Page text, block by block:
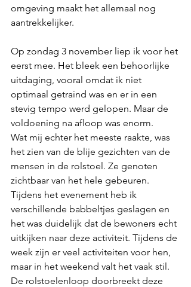
omgeving maakt het allemaal nog
aantrekkelijker.
Op zondag 3 november liep ik voor het
eerst mee. Het bleek een behoorlijke
uitdaging, vooral omdat ik niet
optimaal getraind was en er in een
stevig tempo werd gelopen. Maar de
voldoening na afloop was enorm.
Wat mij echter het meeste raakte, was
het zien van de blije gezichten van de
mensen in de rolstoel. Ze genoten
zichtbaar van het hele gebeuren.
Tijdens het evenement heb ik
verschillende babbeltjes geslagen en
het was duidelijk dat de bewoners echt
uitkijken naar deze activiteit. Tijdens de
week zijn er veel activiteiten voor hen,
maar in het weekend valt het vaak stil.
De rolstoelenloop doorbreekt deze